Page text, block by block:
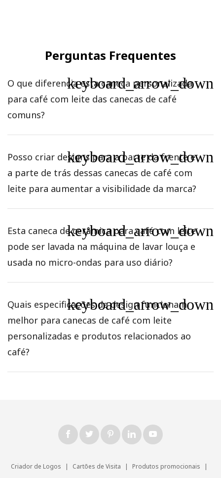
Perguntas Frequentes
O que diferencia esta caneca personalizada
para café com leite das canecas de café
comuns?
keyboard_arrow_down
Posso criar designs para a parte da frente e
a parte de trás dessas canecas de café com
leite para aumentar a visibilidade da marca?
keyboard_arrow_down
Esta caneca de cerâmica para café com leite
pode ser lavada na máquina de lavar louça e
usada no micro-ondas para uso diário?
keyboard_arrow_down
Quais especificações de design funcionam
melhor para canecas de café com leite
personalizadas e produtos relacionados ao
café?
keyboard_arrow_down
Criador de Logos | Cartões de Visita | Produtos promocionais
|